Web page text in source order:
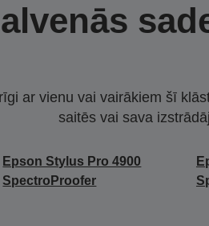
ar vienu vai vairākiem šī
saitēs vai sava
Epson Stylus Pro 4900
SpectroProofer